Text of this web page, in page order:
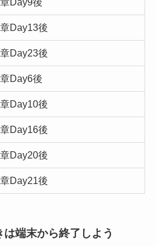
Day9後
Day13後
Day23後
Day6後
Day10後
Day16後
Day20後
Day21後
端末から終了しよう